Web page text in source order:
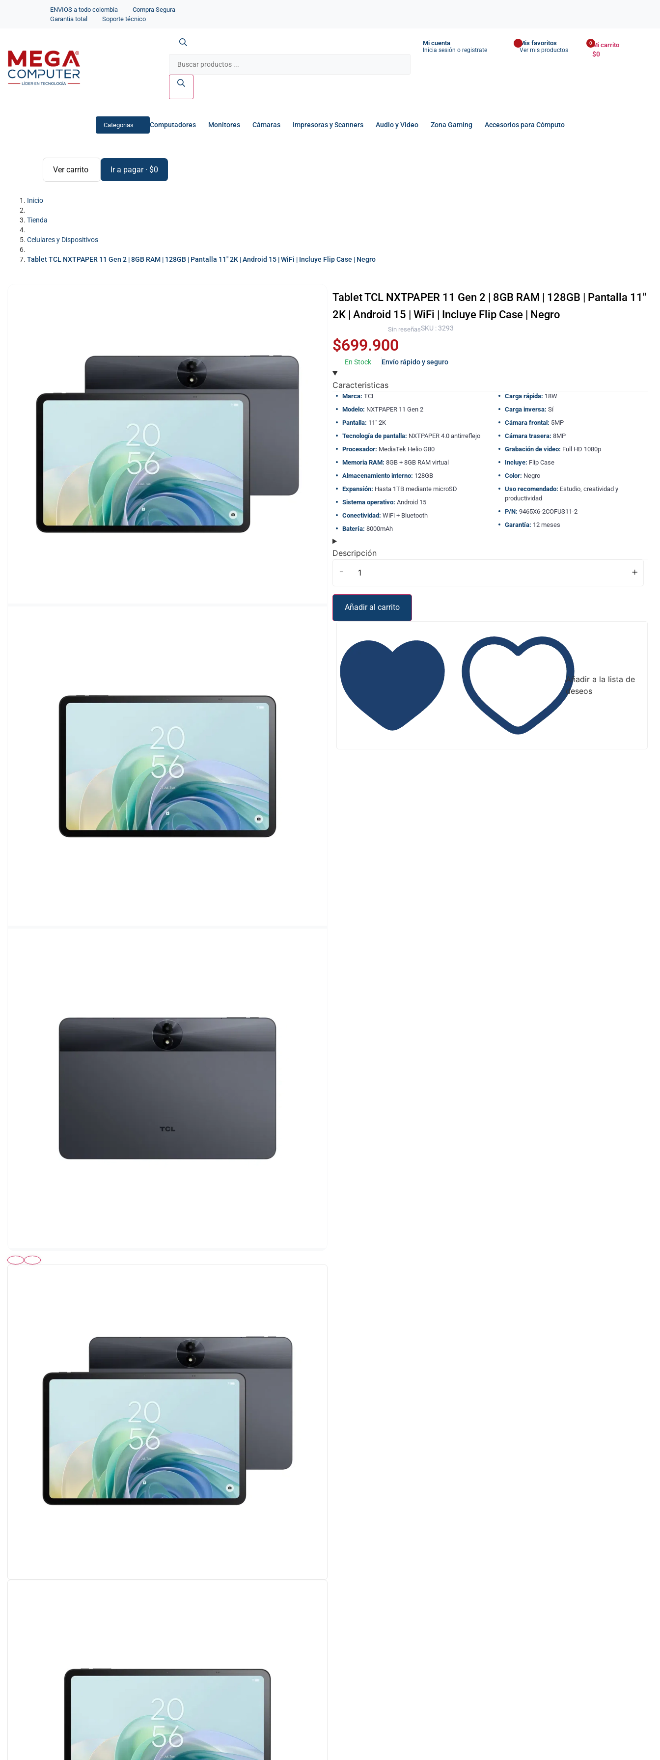
ENVIOS a todo colombia
Compra Segura
Garantia total
Soporte técnico
Mi cuenta
Inicia sesión o registrate
Mis favoritos
Ver mis productos
0Mi carrito
$0
Categorias Computadores Monitores Cámaras Impresoras y Scanners Audio y Video Zona Gaming Accesorios para Cómputo
Ver carrito Ir a pagar · $0
Inicio
Tienda
Celulares y Dispositivos
Tablet TCL NXTPAPER 11 Gen 2 | 8GB RAM | 128GB | Pantalla 11″ 2K | Android 15 | WiFi | Incluye Flip Case | Negro
Tablet TCL NXTPAPER 11 Gen 2 | 8GB RAM | 128GB | Pantalla 11″
2K | Android 15 | WiFi | Incluye Flip Case | Negro
Sin reseñasSKU : 3293
$699.900
En Stock Envío rápido y seguro
Caracteristicas
Marca: TCL
Modelo: NXTPAPER 11 Gen 2
Pantalla: 11″ 2K
Tecnología de pantalla: NXTPAPER 4.0 antirreflejo
Procesador: MediaTek Helio G80
Memoria RAM: 8GB + 8GB RAM virtual
Almacenamiento interno: 128GB
Expansión: Hasta 1TB mediante microSD
Sistema operativo: Android 15
Conectividad: WiFi + Bluetooth
Batería: 8000mAh
Carga rápida: 18W
Carga inversa: Sí
Cámara frontal: 5MP
Cámara trasera: 8MP
Grabación de video: Full HD 1080p
Incluye: Flip Case
Color: Negro
Uso recomendado: Estudio, creatividad y
productividad
P/N: 9465X6-2COFUS11-2
Garantía: 12 meses
Descripción
- +
Añadir al carrito
Añadir a la lista de
deseos